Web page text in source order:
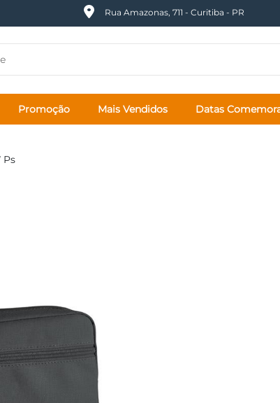
Rua Amazonas, 711 - Curitiba - PR
Promoção Mais Vendidos Datas
Ps